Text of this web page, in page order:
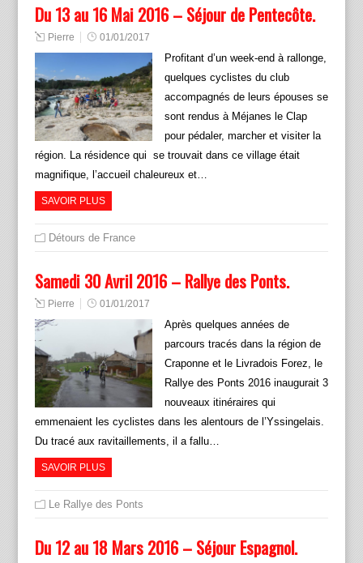
Du 13 au 16 Mai 2016 – Séjour de Pentecôte.
Pierre 01/01/2017
Profitant d’un week-end à rallonge,
quelques cyclistes du club
accompagnés de leurs épouses se
sont rendus à Méjanes le Clap
pour pédaler, marcher et visiter la
région. La résidence qui se trouvait dans ce village était
magnifique, l’accueil chaleureux et…
SAVOIR PLUS
Détours de France
Samedi 30 Avril 2016 – Rallye des Ponts.
Pierre 01/01/2017
Après quelques années de
parcours tracés dans la région de
Craponne et le Livradois Forez, le
Rallye des Ponts 2016 inaugurait 3
nouveaux itinéraires qui
emmenaient les cyclistes dans les alentours de l’Yssingelais.
Du tracé aux ravitaillements, il a fallu…
SAVOIR PLUS
Le Rallye des Ponts
Du 12 au 18 Mars 2016 – Séjour Espagnol.